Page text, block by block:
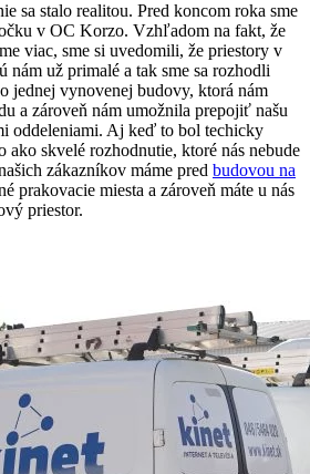
sa stalo realitou. Pred koncom roka sme
v OC Korzo. Vzhľadom na fakt, že
viac, sme si uvedomili, že priestory v
už primalé a tak sme sa rozhodli
jednej vynovenej budovy, ktorá nám
a zároveň nám umožnila prepojiť našu
oddeleniami. Aj keď to bol techicky
ako skvelé rozhodnutie, ktoré nás nebude
zákazníkov máme pred budovou na
prakovacie miesta a zároveň máte u nás
priestor.